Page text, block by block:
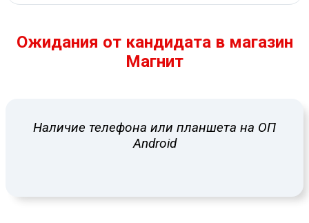
Ожидания от кандидата в магазин
Магнит
Наличие телефона или планшета на ОП
Android